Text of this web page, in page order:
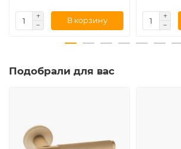
В корзину
Подобрали для вас